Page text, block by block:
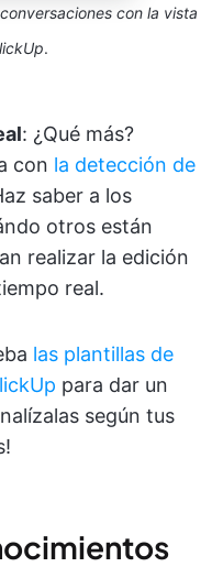
con la vista
.
: ¿Qué más?
con la detección de
saber a los
otros están
realizar la edición
real.
las plantillas de
para dar un
según tus